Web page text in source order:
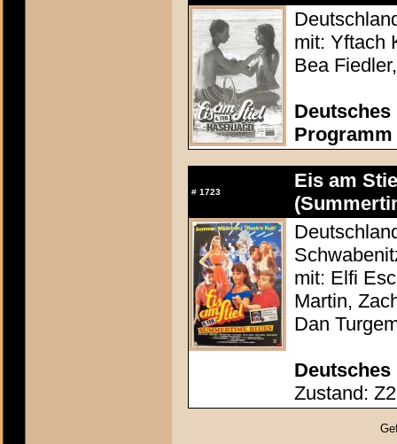
mit: Yftach
Bea
Programm
# 1723
Eis am
mit: Elfi
Martin,
Dan
Deutsches
Zustand: